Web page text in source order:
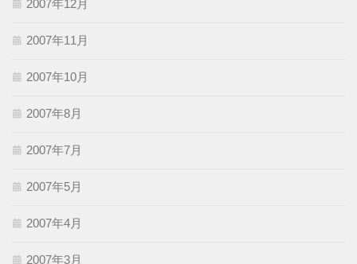
2007年12月
2007年11月
2007年10月
2007年8月
2007年7月
2007年5月
2007年4月
2007年3月